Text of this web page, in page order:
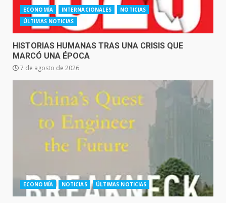
ECONOMÍA INTERNACIONALES
NOTICIAS
ÚLTIMAS NOTICIAS
HISTORIAS HUMANAS TRAS UNA CRISIS QUE
MARCÓ UNA ÉPOCA
7 de agosto de 2026
ECONOMÍA NOTICIAS ÚLTIMAS NOTICIAS